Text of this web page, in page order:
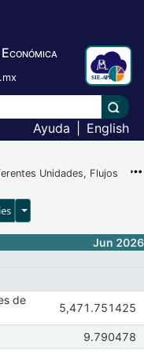
Ayuda
English
Unidades, Flujos
cuadro
Opciones para exportar
Jun 2026
de dólares)
de la serie Remesas Totales (Millones de
Totales
de
Observaciones
Abr 2026May
5,471.751425
Abr 2026
9.790478